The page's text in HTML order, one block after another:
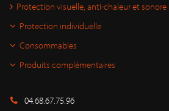
Protection visuelle, anti-chaleur et sonore
Protection individuelle
Consommables
Produits complémentaires
04.68.67.75.96